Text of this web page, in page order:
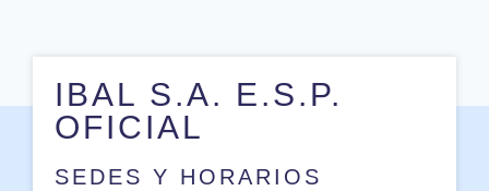
IBAL S.A. E.S.P.
OFICIAL
SEDES Y HORARIOS